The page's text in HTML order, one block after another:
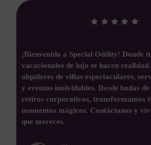
Descubre un mundo de lujo con
ensueño. ¿Necesitas un escape?
de alta gama hasta eventos que
boquiabiertos. Special Oddity lo tiene
paisajes impresionantes y
decimos, no vendemos casas,
inolvidables.